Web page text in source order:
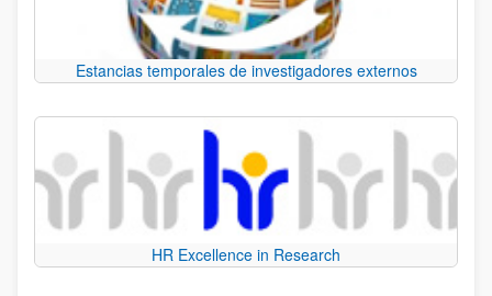
Estancias temporales de investigadores externos
HR Excellence in Research